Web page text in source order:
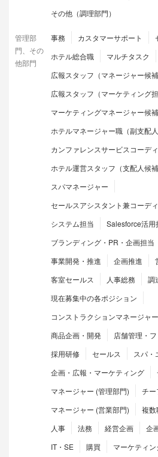
その他（調理部門）
管理部
門、その
他部門
事務 カスタマーサポート
ホテル総合職
マルチタスク
広報スタッフ（マネージャー候補
広報スタッフ（マーケティング担
マーケティングマネージャー候補
ホテルマネージャー職（副支配
カンファレンスサービスコーデ
ホテル運営スタッフ（支配人候補
スパマネージャー
セールスアシスタント兼コーデ
システム担当
Salesforce活用
ブランディング・PR・企画担当
事業開発・推進
企画推進
客室セールス
人事総務
調
現在募集中の各ポジション
コンストラクションマネージャー
商品企画・開発
店舗管理・
採用研修
セールス スパ・
企画・広報・マーケティング
マネージャー (管理部門)
チー
マネージャー (営業部門)
複数
人事
法務 経営企画 企
IT・SE
購買 マーケティン